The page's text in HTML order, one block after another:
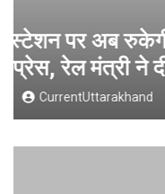
प्रदेश में
सुनवाई जारी-
6 August 2026